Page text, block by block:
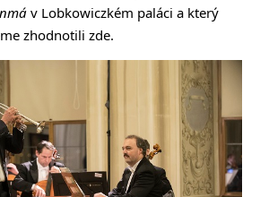
v Lobkowiczkém paláci a který
zhodnotili zde.